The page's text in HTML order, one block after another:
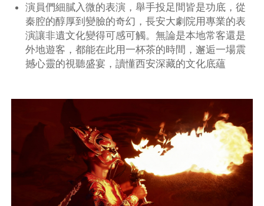
演員們細膩入微的表演，舉手投足間皆是功底，從
秦腔的醇厚到變臉的奇幻，長安大劇院用專業的表
演讓非遺文化變得可感可觸。無論是本地常客還是
外地遊客，都能在此用一杯茶的時間，邂逅一場震
撼心靈的視聽盛宴，讀懂西安深藏的文化底蘊